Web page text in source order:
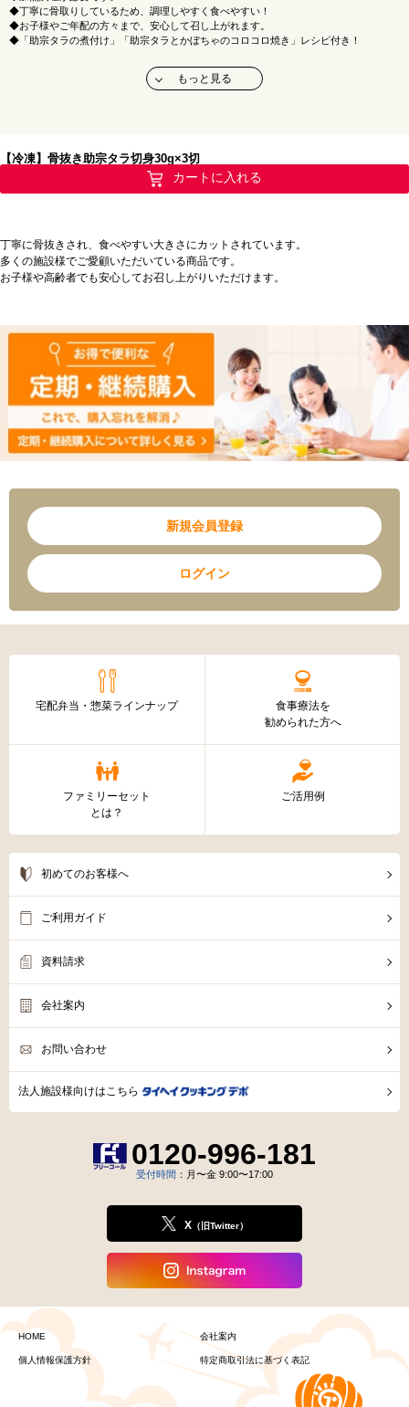
◆丁寧に骨取りしているため、調理しやすく食べやすい！
◆お子様やご年配の方々まで、安心して召し上がれます。
◆「助宗タラの煮付け」「助宗タラとかぼちゃのコロコロ焼き」レシピ付き！
スケソウダラ切身（骨なし）30g
原料原産地名 アメリカ又はロシア
内容量 90g（30g×3P）
（100gあたり）
脂質 ：0.3g
炭水化物 ：0.0g
塩分相当量：0.3g
配送方法 冷凍
保存方法 -18℃以下で保存してください
ご利用方法 加熱してお召し上がりください。
ご注意
● 生食用ではございません。必ず加熱してお召
し上がりください。
● 骨の除去に関しましては手作業により万全を
期しておりますが、取り残しがある場合もござ
もっと見る
【冷凍】骨抜き助宗タラ切身30g×3切
カートに入れる
丁寧に骨抜きされ、食べやすい大きさにカットされています。
多くの施設様でご愛顧いただいている商品です。
お子様や高齢者でも安心してお召し上がりいただけます。
新規会員登録
ログイン
宅配弁当・惣菜ラインナップ
食事療法を
勧められた方へ
ファミリーセット
とは？
ご活用例
初めてのお客様へ
ご利用ガイド
資料請求
会社案内
お問い合わせ
法人施設様向けはこちら
0120-996-181
受付時間 ：月〜金 9:00〜17:00
X （旧Twitter）
HOME 会社案内
個人情報保護方針 特定商取引法に基づく表記